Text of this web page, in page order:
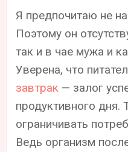
Я предпочитаю не
Поэтому он
так и в чае мужа и
Уверена, что
завтрак — залог
продуктивного дня.
ограничивать
Ведь организм